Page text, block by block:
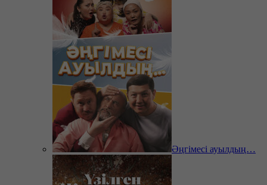
Әңгімесі ауылдың…